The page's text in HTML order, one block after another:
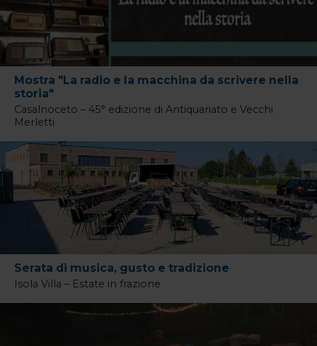
Mostra "La radio e la macchina da scrivere nella
storia"
Casalnoceto – 45° edizione di Antiquariato e Vecchi
Merletti
Serata di musica, gusto e tradizione
Isola Villa – Estate in frazione